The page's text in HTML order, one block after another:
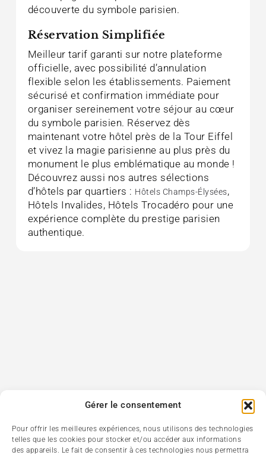
Gérer le consentement
Pour offrir les meilleures expériences, nous utilisons des technologies
telles que les cookies pour stocker et/ou accéder aux informations
des appareils. Le fait de consentir à ces technologies nous permettra
découverte du symbole parisien.
Réservation Simplifiée
Meilleur tarif garanti sur notre plateforme
officielle, avec possibilité d’annulation
flexible selon les établissements. Paiement
sécurisé et confirmation immédiate pour
organiser sereinement votre séjour au cœur
du symbole parisien. Réservez dès
maintenant votre hôtel près de la Tour Eiffel
et vivez la magie parisienne au plus près du
monument le plus emblématique au monde !
Découvrez aussi nos autres sélections
d’hôtels par quartiers : Hôtels Champs-Élysées,
Hôtels Invalides, Hôtels Trocadéro pour une
expérience complète du prestige parisien
authentique.